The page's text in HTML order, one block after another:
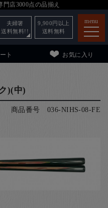
門店3000点の品揃え
menu
ト お気に入り
夫婦箸
送料無料!!
9,900 円以上
送料無料
)(中)
商品番号 036-NIHS-08-FE